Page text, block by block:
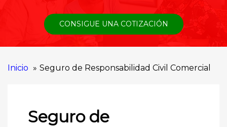
CONSIGUE UNA COTIZACIÓN
Inicio Seguro de Responsabilidad Civil Comercial
Seguro de